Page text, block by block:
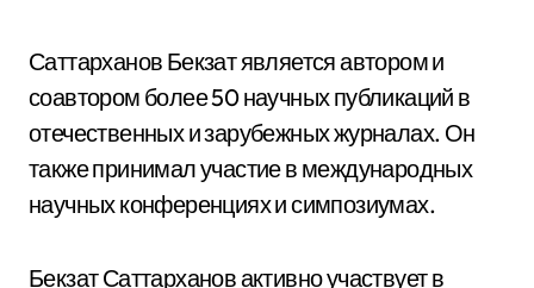
Саттарханов Бекзат является автором и
соавтором более 50 научных публикаций в
отечественных и зарубежных журналах. Он
также принимал участие в международных
научных конференциях и симпозиумах.
Бекзат Саттарханов активно участвует в